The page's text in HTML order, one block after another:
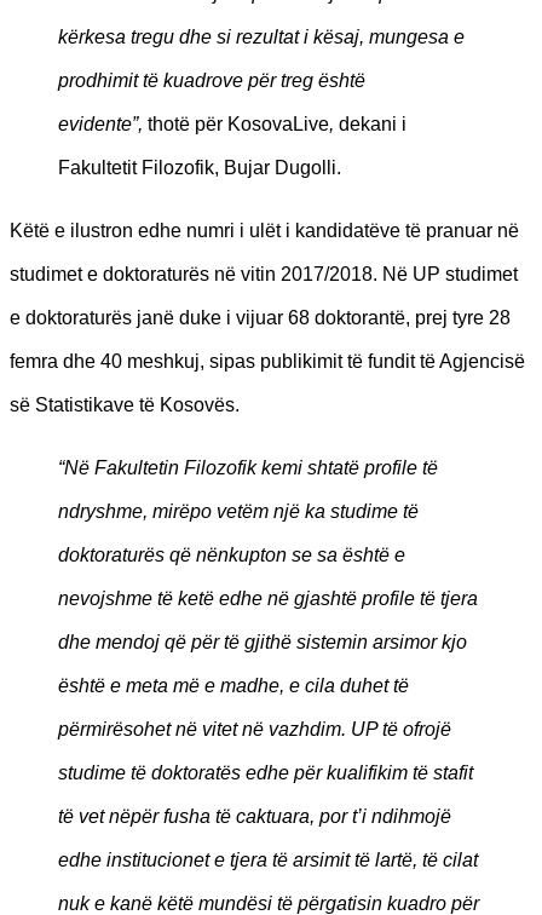
kërkesa tregu dhe si rezultat i kësaj, mungesa e
prodhimit të kuadrove për treg është
evidente”, thotë për KosovaLive, dekani i
Fakultetit Filozofik, Bujar Dugolli.
Këtë e ilustron edhe numri i ulët i kandidatëve të pranuar në
studimet e doktoraturës në vitin 2017/2018. Në UP studimet
e doktoraturës janë duke i vijuar 68 doktorantë, prej tyre 28
femra dhe 40 meshkuj, sipas publikimit të fundit të Agjencisë
së Statistikave të Kosovës.
“Në Fakultetin Filozofik kemi shtatë profile të
ndryshme, mirëpo vetëm një ka studime të
doktoraturës që nënkupton se sa është e
nevojshme të ketë edhe në gjashtë profile të tjera
dhe mendoj që për të gjithë sistemin arsimor kjo
është e meta më e madhe, e cila duhet të
përmirësohet në vitet në vazhdim. UP të ofrojë
studime të doktoratës edhe për kualifikim të stafit
të vet nëpër fusha të caktuara, por t’i ndihmojë
edhe institucionet e tjera të arsimit të lartë, të cilat
nuk e kanë këtë mundësi të përgatisin kuadro për